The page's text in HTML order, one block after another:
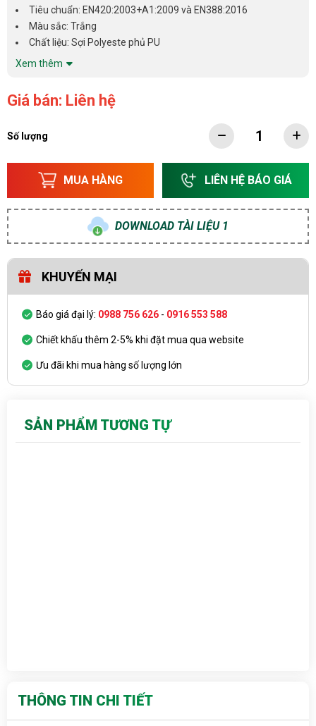
Tiêu chuẩn: EN420:2003+A1:2009 và EN388:2016
Màu sắc: Trắng
Chất liệu: Sợi Polyeste phủ PU
Xem thêm
Giá bán: Liên hệ
Số lượng
MUA HÀNG LIÊN HỆ BÁO GIÁ
DOWNLOAD TÀI LIỆU 1
KHUYẾN MẠI
Báo giá đại lý: 0988 756 626 - 0916 553 588
Chiết khấu thêm 2-5% khi đặt mua qua website
Ưu đãi khi mua hàng số lượng lớn
SẢN PHẨM TƯƠNG TỰ
THÔNG TIN CHI TIẾT